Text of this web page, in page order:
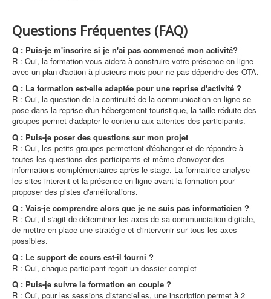
Questions Fréquentes (FAQ)
Q : Puis-je m'inscrire si je n'ai pas commencé mon activité?
R : Oui, la formation vous aidera à construire votre présence en ligne
avec un plan d'action à plusieurs mois pour ne pas dépendre des OTA.
Q : La formation est-elle adaptée pour une reprise d'activité ?
R : Oui, la question de la continuité de la communication en ligne se
pose dans la reprise d'un hébergement touristique, la taille réduite des
groupes permet d'adapter le contenu aux attentes des participants.
Q : Puis-je poser des questions sur mon projet
R : Oui, les petits groupes permettent d'échanger et de répondre à
toutes les questions des participants et même d'envoyer des
informations complémentaires après le stage. La formatrice analyse
les sites interent et la présence en ligne avant la formation pour
proposer des pistes d'améliorations.
Q : Vais-je comprendre alors que je ne suis pas informaticien ?
R : Oui, il s'agit de déterminer les axes de sa communciation digitale,
de mettre en place une stratégie et d'intervenir sur tous les axes
possibles.
Q : Le support de cours est-il fourni ?
R : Oui, chaque participant reçoit un dossier complet
Q : Puis-je suivre la formation en couple ?
R : Oui, pour les sessions distancielles, une inscription permet à 2